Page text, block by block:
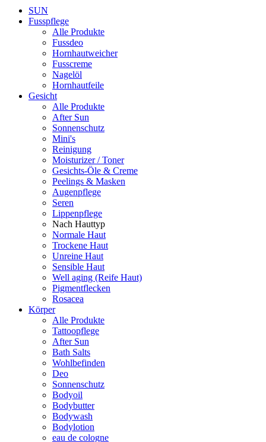
SUN
Fusspflege
Alle Produkte
Fussdeo
Hornhautweicher
Fusscreme
Nagelöl
Hornhautfeile
Gesicht
Alle Produkte
After Sun
Sonnenschutz
Mini's
Reinigung
Moisturizer / Toner
Gesichts-Öle & Creme
Peelings & Masken
Augenpflege
Seren
Lippenpflege
Nach Hauttyp
Normale Haut
Trockene Haut
Unreine Haut
Sensible Haut
Well aging (Reife Haut)
Pigmentflecken
Rosacea
Körper
Alle Produkte
Tattoopflege
After Sun
Bath Salts
Wohlbefinden
Deo
Sonnenschutz
Bodyoil
Bodybutter
Bodywash
Bodylotion
eau de cologne